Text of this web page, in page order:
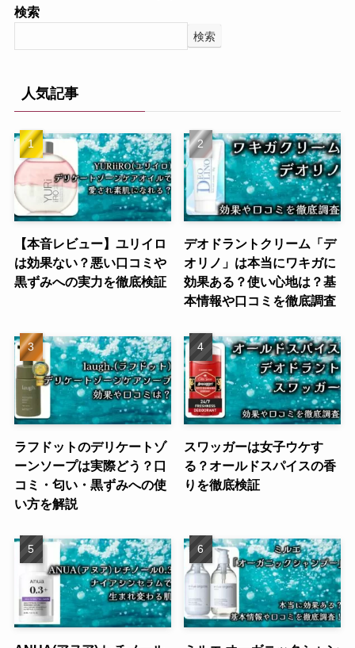
検索
検索
人気記事
【本音レビュー】ユリイロ
は効果ない？悪い口コミや
黒ずみへの実力を徹底検証
デオドラントクリーム「デ
オリノ」は本当にワキガに
効果ある？使い心地は？基
本情報や口コミを徹底調査
ラフドットのデリケートゾ
ーンソープは実際どう？口
コミ・匂い・黒ずみへの使
い方を解説
スワッガーは女子ウケす
る？オールドスパイスの香
りを徹底検証